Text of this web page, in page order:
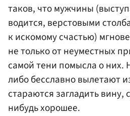
таков, что мужчины
водится, верстовыми
к искомому счастью)
не только от неуместных
самой тени помысла о них.
либо бесславно вылетают
стараются загладить вину,
нибудь хорошее.